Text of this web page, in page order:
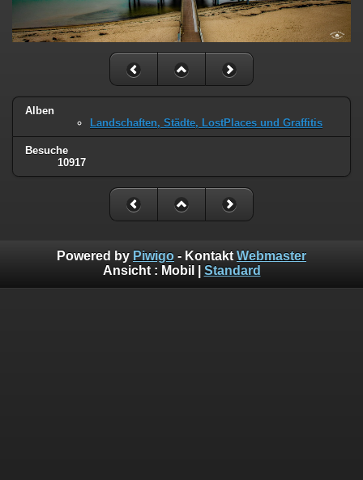
Alben
Landschaften, Städte, LostPlaces und Graffitis
Besuche
10917
Powered by Piwigo - Kontakt Webmaster
Ansicht : Mobil Standard